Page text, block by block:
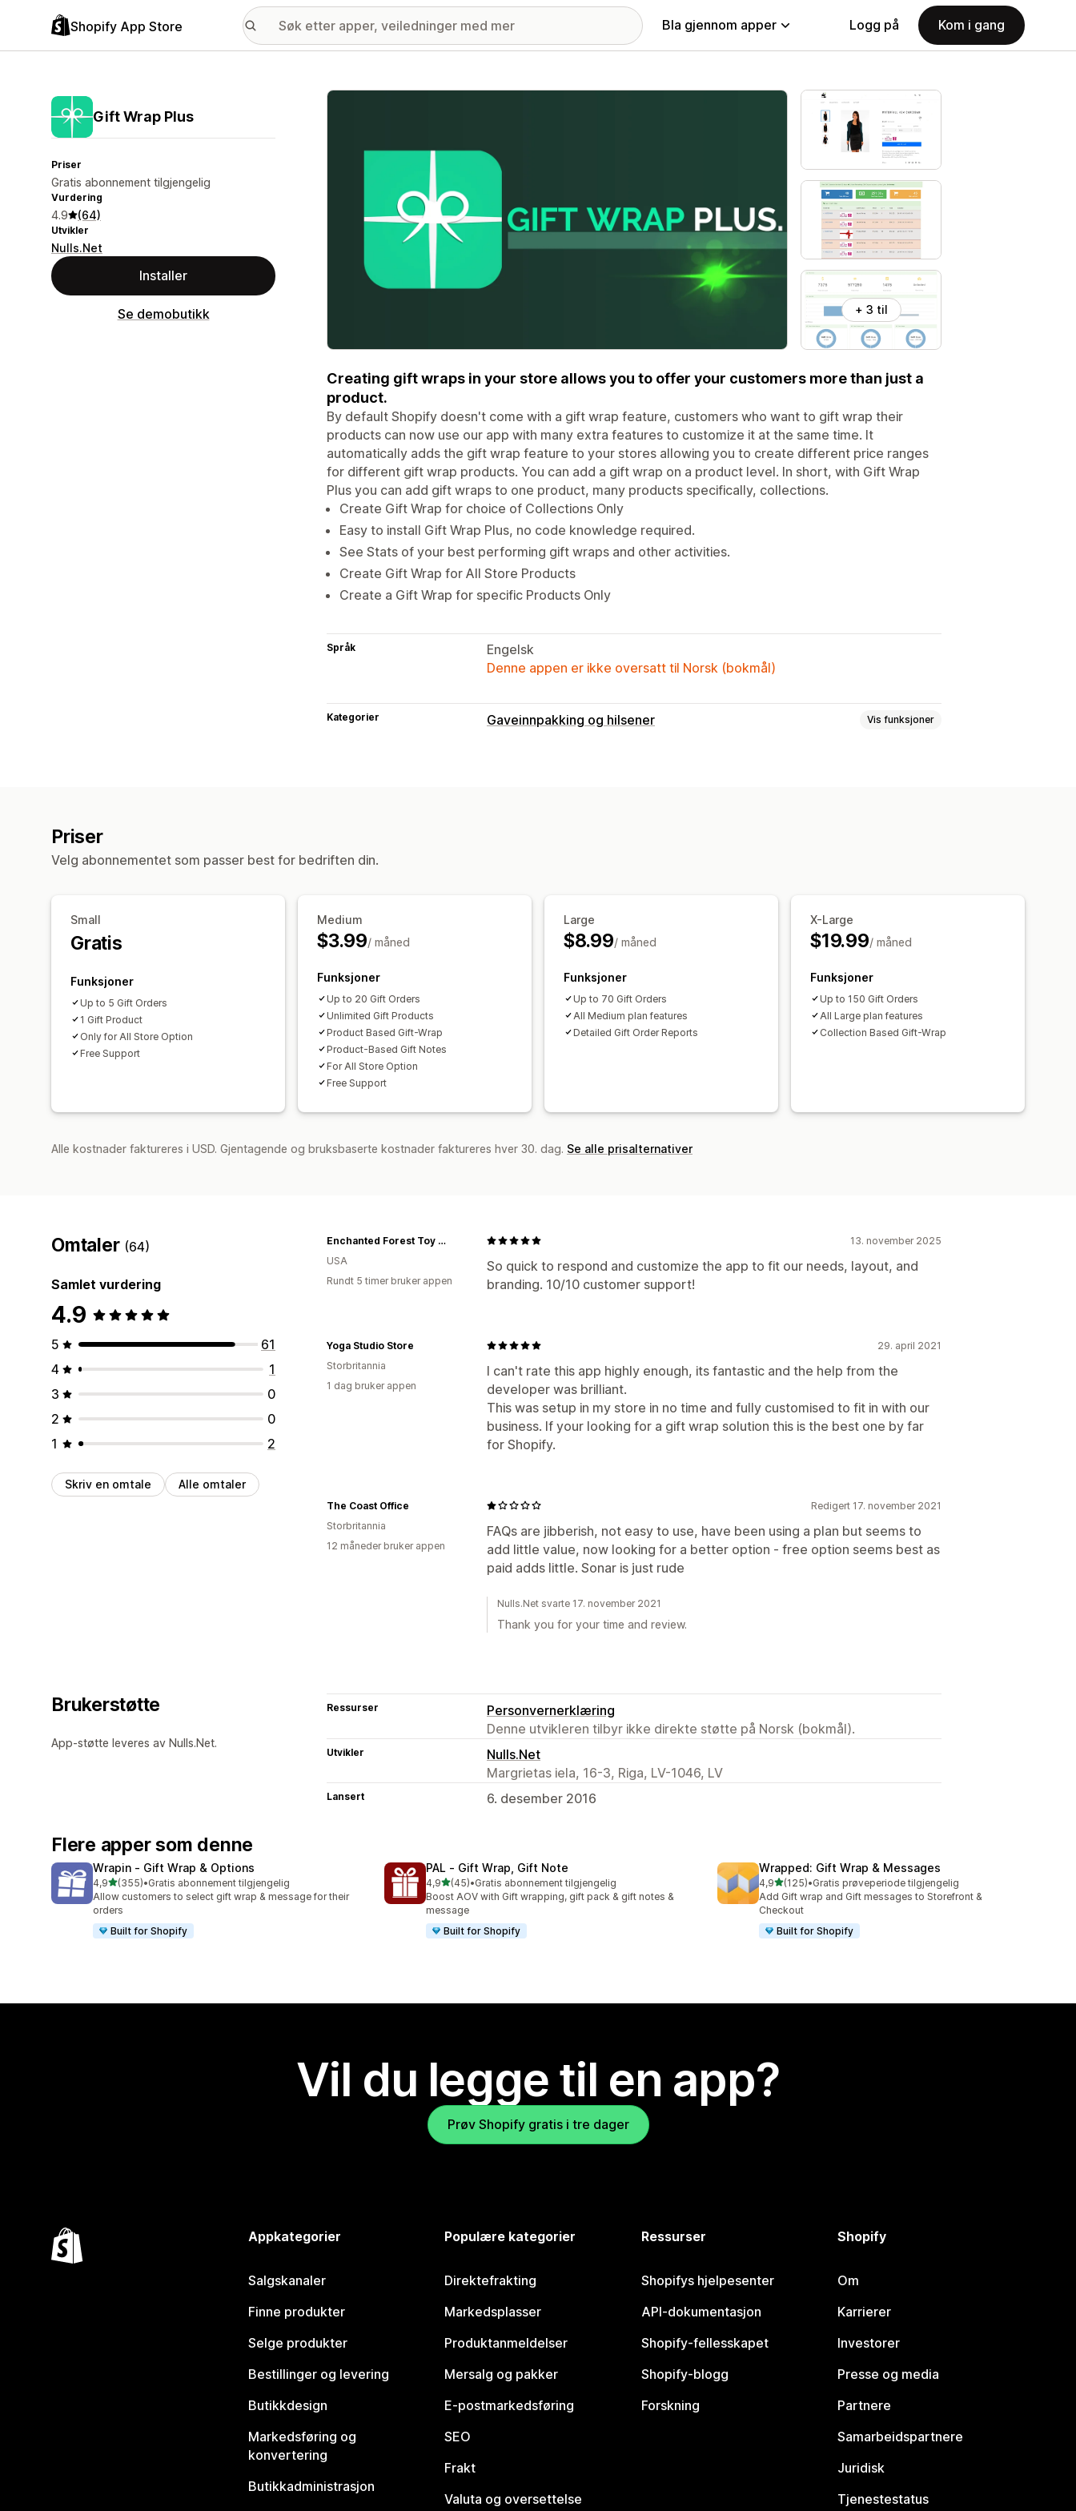
Shopify App Store Bla gjennom apper Logg på Kom i gang
Gift Wrap Plus
Priser
Gratis abonnement tilgjengelig
Vurdering
4.9 (64)
Utvikler
Nulls.Net
Installer
Se demobutikk
Galleri med fremhevede bilder
+ 3 til
Creating gift wraps in your store allows you to offer your customers more than just a
product.
By default Shopify doesn't come with a gift wrap feature, customers who want to gift wrap their
products can now use our app with many extra features to customize it at the same time. It
automatically adds the gift wrap feature to your stores allowing you to create different price ranges
for different gift wrap products. You can add a gift wrap on a product level. In short, with Gift Wrap
Plus you can add gift wraps to one product, many products specifically, collections.
Create Gift Wrap for choice of Collections Only
Easy to install Gift Wrap Plus, no code knowledge required.
See Stats of your best performing gift wraps and other activities.
Create Gift Wrap for All Store Products
Create a Gift Wrap for specific Products Only
Språk
Engelsk
Denne appen er ikke oversatt til Norsk (bokmål)
Kategorier Gaveinnpakking og hilsener Vis funksjoner
Priser
Velg abonnementet som passer best for bedriften din.
Small
Gratis
Funksjoner
Up to 5 Gift Orders
1 Gift Product
Only for All Store Option
Free Support
Medium
$3.99/ måned
Funksjoner
Up to 20 Gift Orders
Unlimited Gift Products
Product Based Gift-Wrap
Product-Based Gift Notes
For All Store Option
Free Support
Large
$8.99/ måned
Funksjoner
Up to 70 Gift Orders
All Medium plan features
Detailed Gift Order Reports
X-Large
$19.99/ måned
Funksjoner
Up to 150 Gift Orders
All Large plan features
Collection Based Gift-Wrap
Alle kostnader faktureres i USD. Gjentagende og bruksbaserte kostnader faktureres hver 30. dag. Se alle prisalternativer
Omtaler (64)
Samlet vurdering
4.9
5
61
4
1
3
0
2
0
1
2
Skriv en omtale Alle omtaler
13. november 2025
So quick to respond and customize the app to fit our needs, layout, and
branding. 10/10 customer support!
Enchanted Forest Toy Shoppe
USA
Rundt 5 timer bruker appen
29. april 2021
I can't rate this app highly enough, its fantastic and the help from the
developer was brilliant.
This was setup in my store in no time and fully customised to fit in with our
business. If your looking for a gift wrap solution this is the best one by far
for Shopify.
Yoga Studio Store
Storbritannia
1 dag bruker appen
Redigert 17. november 2021
FAQs are jibberish, not easy to use, have been using a plan but seems to
add little value, now looking for a better option - free option seems best as
paid adds little. Sonar is just rude
The Coast Office
Storbritannia
12 måneder bruker appen
Nulls.Net svarte 17. november 2021
Thank you for your time and review.
Brukerstøtte
App-støtte leveres av Nulls.Net.
Ressurser
Personvernerklæring
Denne utvikleren tilbyr ikke direkte støtte på Norsk (bokmål).
Utvikler
Nulls.Net
Margrietas iela, 16-3, Riga, LV-1046, LV
Lansert 6. desember 2016
Flere apper som denne
Wrapin ‑ Gift Wrap & Options
4,9av 5 stjerner
(355)
Totalt 355 omtaler
•Gratis abonnement tilgjengelig
Allow customers to select gift wrap & message for their
orders
Built for Shopify
PAL ‑ Gift Wrap, Gift Note
4,9av 5 stjerner
(45)
Totalt 45 omtaler
•Gratis abonnement tilgjengelig
Boost AOV with Gift wrapping, gift pack & gift notes &
message
Built for Shopify
Wrapped: Gift Wrap & Messages
4,9av 5 stjerner
(125)
Totalt 125 omtaler
•Gratis prøveperiode tilgjengelig
Add Gift wrap and Gift messages to Storefront &
Checkout
Built for Shopify
Vil du legge til en app?
Prøv Shopify gratis i tre dager
Appkategorier
Salgskanaler
Finne produkter
Selge produkter
Bestillinger og levering
Butikkdesign
Markedsføring og
konvertering
Butikkadministrasjon
Populære kategorier
Direktefrakting
Markedsplasser
Produktanmeldelser
Mersalg og pakker
E-postmarkedsføring
SEO
Frakt
Valuta og oversettelse
Ressurser
Shopifys hjelpesenter
API-dokumentasjon
Shopify-fellesskapet
Shopify-blogg
Forskning
Shopify
Om
Karrierer
Investorer
Presse og media
Partnere
Samarbeidspartnere
Juridisk
Tjenestestatus